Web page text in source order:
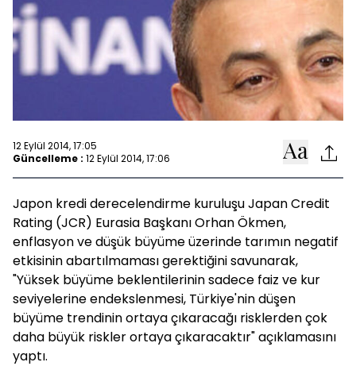
12 Eylül 2014, 17:05
Güncelleme : 12 Eylül 2014, 17:06
Japon kredi derecelendirme kuruluşu Japan Credit
Rating (JCR) Eurasia Başkanı Orhan Ökmen,
enflasyon ve düşük büyüme üzerinde tarımın negatif
etkisinin abartılmaması gerektiğini savunarak,
"Yüksek büyüme beklentilerinin sadece faiz ve kur
seviyelerine endekslenmesi, Türkiye'nin düşen
büyüme trendinin ortaya çıkaracağı risklerden çok
daha büyük riskler ortaya çıkaracaktır" açıklamasını
yaptı.